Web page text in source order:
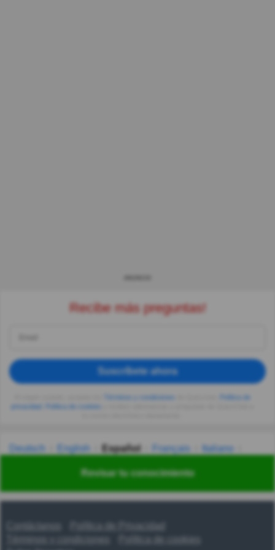
Revisar tu conocimiento
Recibe más preguntas!
Suscríbete ahora
privacidad
Deutsch English Español Français
Italiano
Українська हिन्दी 한국어 汉语
Contáctanos
Política de Privacidad
Términos y condiciones